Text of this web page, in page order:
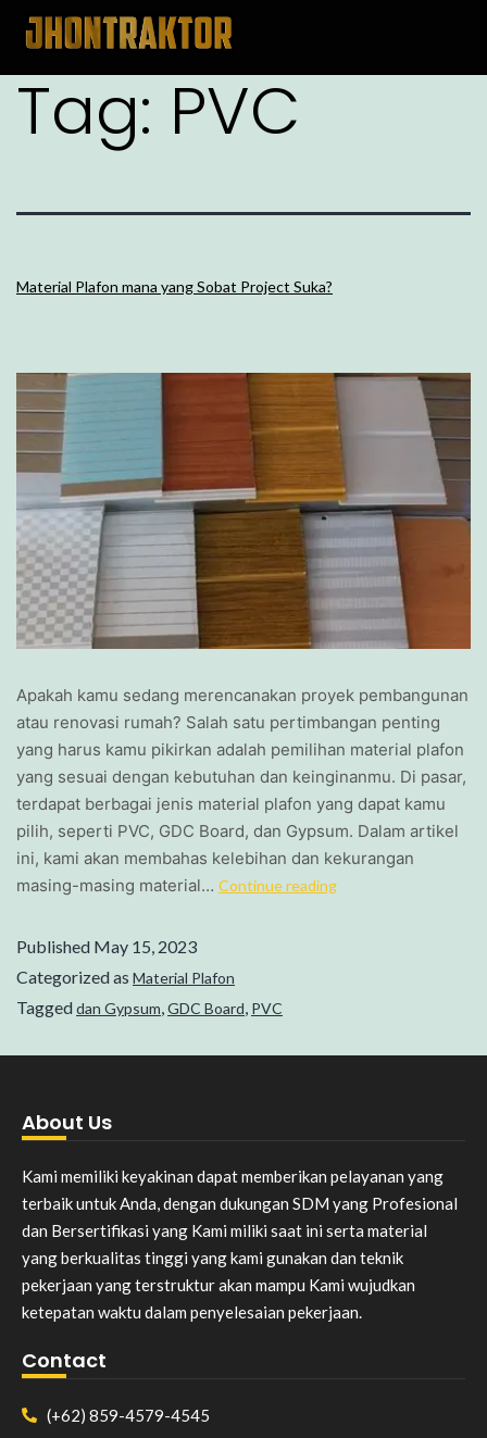
Tag: PVC
Material Plafon mana yang Sobat Project Suka?
Apakah kamu sedang merencanakan proyek pembangunan
atau renovasi rumah? Salah satu pertimbangan penting
yang harus kamu pikirkan adalah pemilihan material plafon
yang sesuai dengan kebutuhan dan keinginanmu. Di pasar,
terdapat berbagai jenis material plafon yang dapat kamu
pilih, seperti PVC, GDC Board, dan Gypsum. Dalam artikel
ini, kami akan membahas kelebihan dan kekurangan
masing-masing material… Continue reading
Published May 15, 2023
Categorized as Material Plafon
Taggeddan Gypsum,GDC Board, PVC
About Us
Kami memiliki keyakinan dapat memberikan pelayanan yang
terbaik untuk Anda, dengan dukungan SDM yang Profesional
dan Bersertifikasi yang Kami miliki saat ini serta material
yang berkualitas tinggi yang kami gunakan dan teknik
pekerjaan yang terstruktur akan mampu Kami wujudkan
ketepatan waktu dalam penyelesaian pekerjaan.
Contact
(+62) 859-4579-4545